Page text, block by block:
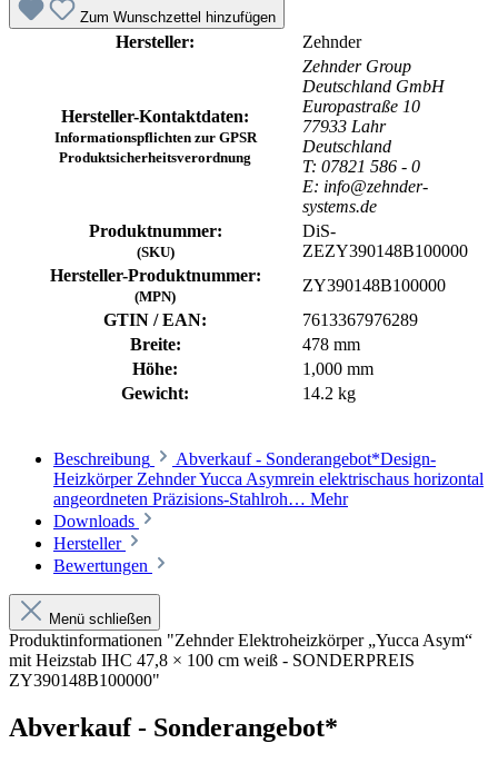
Zum Wunschzettel hinzufügen
Hersteller: Zehnder
Hersteller-Kontaktdaten:
Informationspflichten zur GPSR
Produktsicherheitsverordnung
Zehnder Group
Deutschland GmbH
Europastraße 10
77933 Lahr
Deutschland
T: 07821 586 - 0
E: info@zehnder-
systems.de
Produktnummer:
(SKU)
DiS-
ZEZY390148B100000
Hersteller-Produktnummer:
(MPN)
ZY390148B100000
GTIN / EAN:
7613367976289
Breite:
478 mm
Höhe:
1,000 mm
Gewicht:
14.2 kg
Beschreibung
Abverkauf - Sonderangebot*Design-
Heizkörper Zehnder Yucca Asymrein elektrischaus horizontal
angeordneten Präzisions-Stahlroh… Mehr
Downloads
Hersteller
Bewertungen
Menü schließen
Produktinformationen "Zehnder Elektroheizkörper „Yucca Asym“
mit Heizstab IHC 47,8 × 100 cm weiß - SONDERPREIS
ZY390148B100000"
Abverkauf - Sonderangebot*